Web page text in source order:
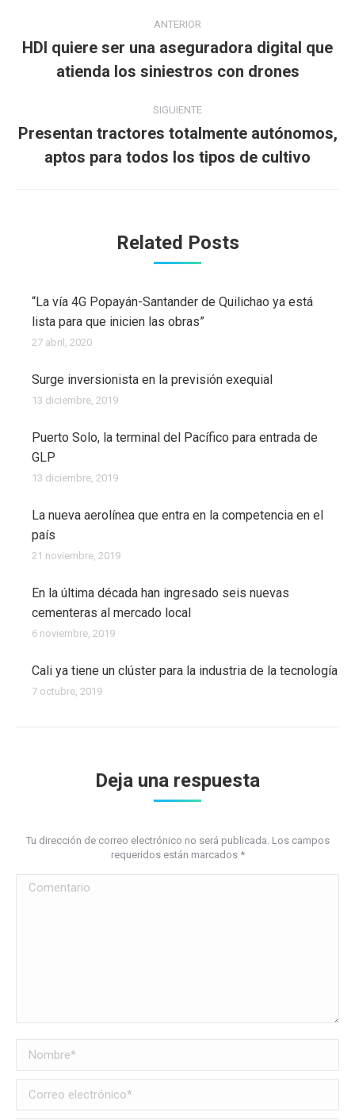
Navegación
entre
publicaciones
ANTERIOR
Publicación
anterior:
HDI quiere ser una aseguradora digital que
atienda los siniestros con drones
SIGUIENTE
siguiente:
Presentan tractores totalmente autónomos,
aptos para todos los tipos de cultivo
Related Posts
“La vía 4G Popayán-Santander de Quilichao ya está
lista para que inicien las obras”
27 abril, 2020
Surge inversionista en la previsión exequial
13 diciembre, 2019
Puerto Solo, la terminal del Pacífico para entrada de
GLP
13 diciembre, 2019
La nueva aerolínea que entra en la competencia en el
país
21 noviembre, 2019
En la última década han ingresado seis nuevas
cementeras al mercado local
6 noviembre, 2019
Cali ya tiene un clúster para la industria de la tecnología
7 octubre, 2019
Deja una respuesta
Tu dirección de correo electrónico no será publicada. Los campos
requeridos están marcados *
Comentario
Nombre *
Correo electrónico *